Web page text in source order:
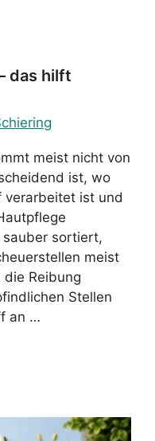
das hilft
meist nicht von
ist, wo
ist und
sauber sortiert,
meist
Reibung
Stellen
an …